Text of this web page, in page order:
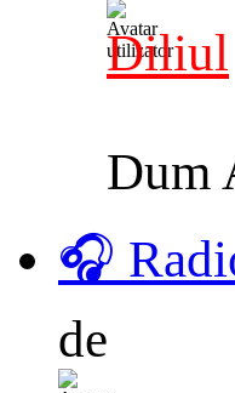
Diliul
Dum
🎧
de